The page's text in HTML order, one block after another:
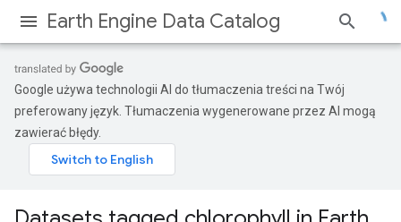
Earth Engine Data Catalog
Google używa technologii AI do tłumaczenia treści na Twój
preferowany język. Tłumaczenia wygenerowane przez AI mogą
zawierać błędy.